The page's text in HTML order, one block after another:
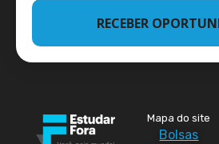
RECEBER
Mapa do site
Bolsas